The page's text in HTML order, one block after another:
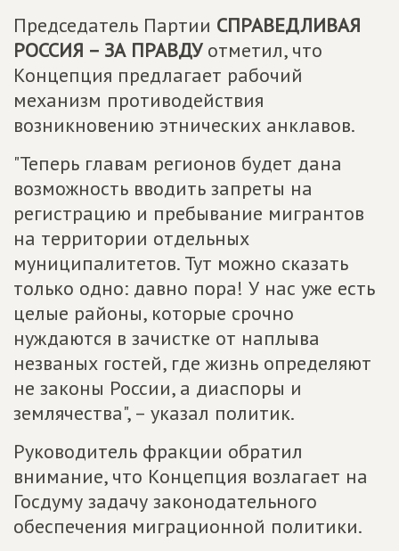
Председатель Партии СПРАВЕДЛИВАЯ
РОССИЯ – ЗА ПРАВДУотметил, что
Концепция предлагает рабочий
механизм противодействия
возникновению этнических анклавов.
"Теперь главам регионов будет дана
возможность вводить запреты на
регистрацию и пребывание мигрантов
на территории отдельных
муниципалитетов. Тут можно сказать
только одно: давно пора! У нас уже есть
целые районы, которые срочно
нуждаются в зачистке от наплыва
незваных гостей, где жизнь определяют
не законы России, а диаспоры и
землячества", – указал политик.
Руководитель фракции обратил
внимание, что Концепция возлагает на
Госдуму задачу законодательного
обеспечения миграционной политики.